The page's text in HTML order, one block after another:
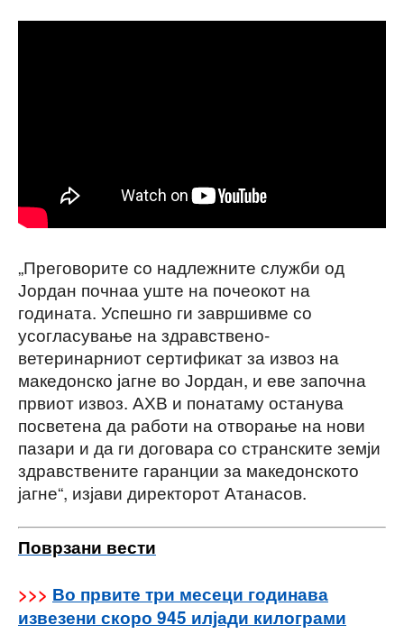
„Преговорите со надлежните служби од
Јордан почнаа уште на почеокот на
годината. Успешно ги завршивме со
усогласување на здравствено-
ветеринарниот сертификат за извоз на
македонско јагне во Јордан, и еве започна
првиот извоз. АХВ и понатаму останува
посветена да работи на отворање на нови
пазари и да ги договара со странските земји
здравствените гаранции за македонското
јагне“, изјави директорот Атанасов.
Поврзани вести
>>> Во првите три месеци годинава
извезени скоро 945 илјади килограми